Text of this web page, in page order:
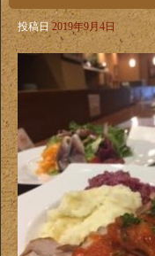
投稿日 2019年9月4日